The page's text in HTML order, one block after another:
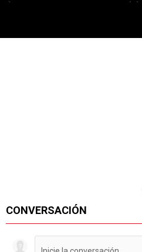
CONVERSACIÓN